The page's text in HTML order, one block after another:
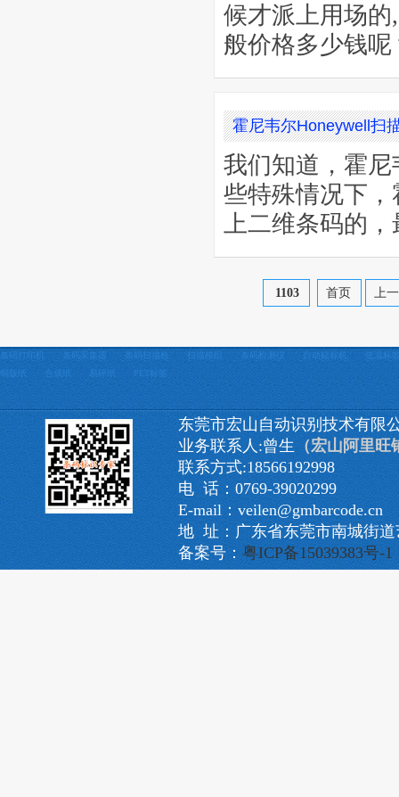
候才派上用场
般价格多少钱呢
霍尼韦尔Honeywell扫
我们知道，霍
些特殊情况下
上二维条码的
1103 首页 上
条码打印机 条码采集器 条码扫描枪 扫描模组 条码检测仪 自动贴标机
低温标
合成纸 PET标签
东莞市宏山自动识别技术有限
业务联系人:曾生 （宏山阿里旺
联系方式:18566192998
电 话：0769-39020299
E-mail：veilen@gmbarcode.cn
地 址：广东省东莞市南城街
备案号： 粤ICP备15039383号-1